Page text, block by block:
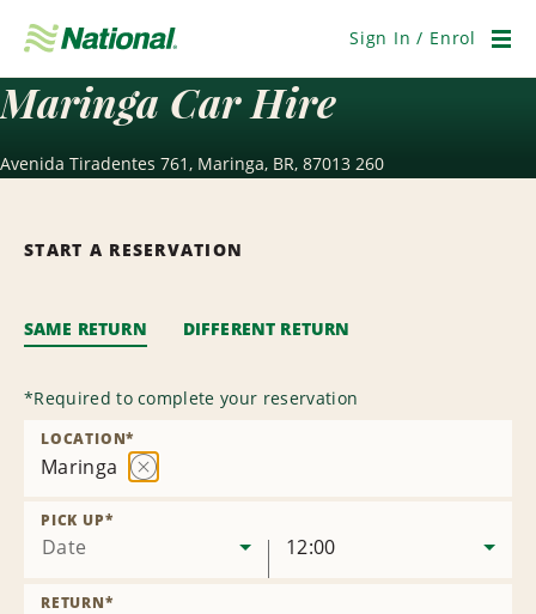
Navigation
Sign In / Enrol
Maringa Car Hire
Avenida Tiradentes 761, Maringa, BR, 87013 260
START A RESERVATION
SAME RETURN DIFFERENT RETURN
*Required to complete your reservation
Maringa
LOCATION*
Date
PICK UP*
12:00
RETURN*